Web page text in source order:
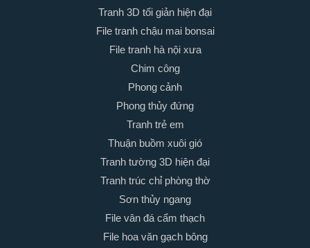
Tranh 3D tối giản hiện đại
File tranh chậu mai bonsai
File tranh hà nội xưa
Chim công
Phong cảnh
Phong thủy đứng
Tranh trẻ em
Thuận buồm xuôi gió
Tranh tường 3D hiện đại
Tranh trúc chỉ phòng thờ
Sơn thủy ngang
File vân đá cẩm thạch
File hoa văn gạch bông